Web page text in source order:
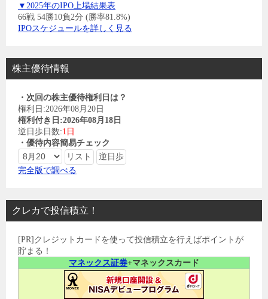
▼2025年のIPO上場結果表
66戦 54勝10負2分 (勝率81.8%)
IPOスケジュールを詳しく見る
株主優待情報
・次回の株主優待権利日は？
権利日:2026年08月20日
権利付き日:2026年08月18日
逆日歩日数:1日
・優待内容簡易チェック
完全版で調べる
クレカで投信積立！
[PR]クレジットカードを使って投信積立を行えばポイントが
貯まる！
マネックス証券+マネックスカード